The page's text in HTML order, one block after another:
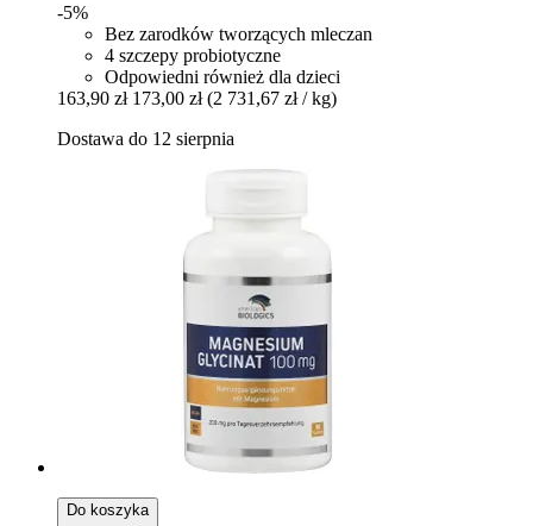
-5%
Bez zarodków tworzących mleczan
4 szczepy probiotyczne
Odpowiedni również dla dzieci
163,90 zł 173,00 zł (2 731,67 zł / kg)
Dostawa do 12 sierpnia
Do koszyka